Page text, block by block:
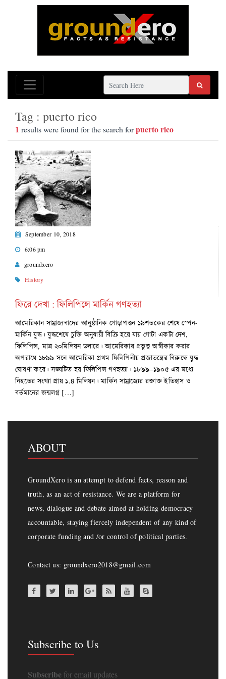
Tag : puerto rico
1 results were found for the search forpuerto rico
September 10, 2018
6:06 pm
groundxero
History
ফিরে দেখা : ফিলিপিন্সে মার্কিন গণহত্যা
আমেরিকান সাম্রাজ্যবাদের আনুষ্ঠানিক গোড়াপত্তন ১৯শতকের শেষে স্পেন-
মার্কিন যুদ্ধ। যুদ্ধশেষে চুক্তি অনুযায়ী বিক্রি হয়ে যায় গোটা একটা দেশ,
ফিলিপিন্স, মাত্র ২০মিলিয়ন ডলারে। আমেরিকার প্রভুত্ব অস্বীকার করার
অপরাধে ১৮৯৯ সনে আমেরিকা প্রথম ফিলিপিনীয় প্রজাতন্ত্রের বিরুদ্ধে যুদ্ধ
ঘোষণা করে। সঙ্ঘটিত হয় ফিলিপিন্স গণহত্যা। ১৮৯৯–১৯০৫ এর মধ্যে
নিহতের সংখ্যা প্রায় ১.৪ মিলিয়ন। মার্কিন সাম্রাজ্যের রক্তাক্ত ইতিহাস ও
বর্তমানের জন্মলগ্ন […]
ABOUT
GroundXero is an attempt to defend facts, reason and
truth, as an act of resistance. We are a platform for
news, dialogue and debate aimed at holding democracy
accountable, staying fiercely independent of any kind of
corporate funding and /or control of political parties.
Contact us: groundxero2018@gmail.com
Subscribe to Us
Subscribe for email updates